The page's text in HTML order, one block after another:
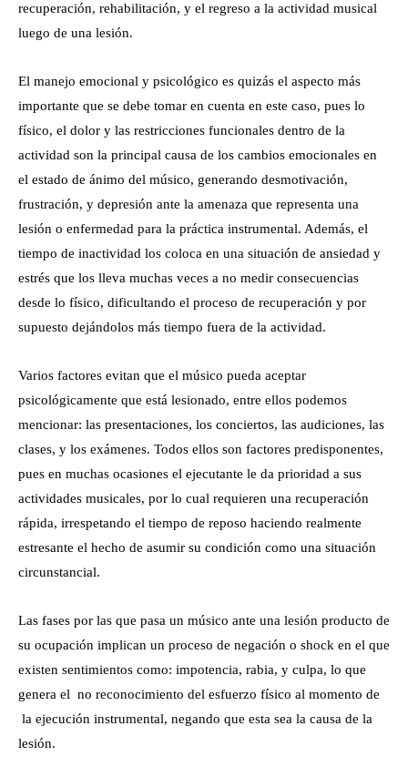
recuperación, rehabilitación, y el regreso a la actividad musical
luego de una lesión.
El manejo emocional y psicológico es quizás el aspecto más
importante que se debe tomar en cuenta en este caso, pues lo
físico, el dolor y las restricciones funcionales dentro de la
actividad son la principal causa de los cambios emocionales en
el estado de ánimo del músico, generando desmotivación,
frustración, y depresión ante la amenaza que representa una
lesión o enfermedad para la práctica instrumental. Además, el
tiempo de inactividad los coloca en una situación de ansiedad y
estrés que los lleva muchas veces a no medir consecuencias
desde lo físico, dificultando el proceso de recuperación y por
supuesto dejándolos más tiempo fuera de la actividad.
Varios factores evitan que el músico pueda aceptar
psicológicamente que está lesionado, entre ellos podemos
mencionar: las presentaciones, los conciertos, las audiciones, las
clases, y los exámenes. Todos ellos son factores predisponentes,
pues en muchas ocasiones el ejecutante le da prioridad a sus
actividades musicales, por lo cual requieren una recuperación
rápida, irrespetando el tiempo de reposo haciendo realmente
estresante el hecho de asumir su condición como una situación
circunstancial.
Las fases por las que pasa un músico ante una lesión producto de
su ocupación implican un proceso de negación o shock en el que
existen sentimientos como: impotencia, rabia, y culpa, lo que
genera el no reconocimiento del esfuerzo físico al momento de
la ejecución instrumental, negando que esta sea la causa de la
lesión.